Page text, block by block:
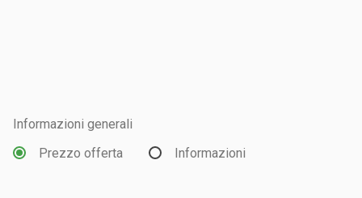
Informazioni generali
Prezzo offerta
Informazioni